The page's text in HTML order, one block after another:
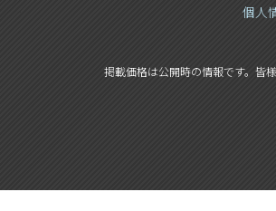
個人
掲載価格は公開時の情報です。皆